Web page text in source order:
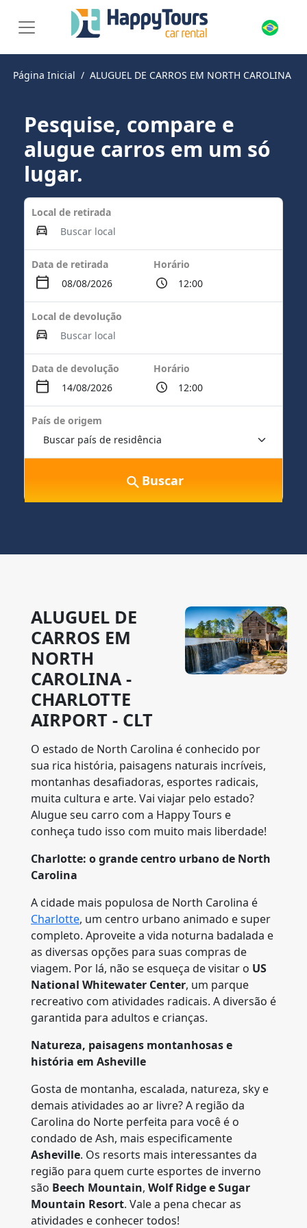
Página Inicial ALUGUEL DE CARROS EM NORTH CAROLINA
Pesquise, compare e
alugue carros em um só
lugar.
Local de retirada
Data de retirada Horário
Local de devolução
Data de devolução Horário
País de origem
Buscar
ALUGUEL DE
CARROS EM
NORTH
CAROLINA -
CHARLOTTE
AIRPORT - CLT
O estado de North Carolina é conhecido por
sua rica história, paisagens naturais incríveis,
montanhas desafiadoras, esportes radicais,
muita cultura e arte. Vai viajar pelo estado?
Alugue seu carro com a Happy Tours e
conheça tudo isso com muito mais liberdade!
Charlotte: o grande centro urbano de North
Carolina
A cidade mais populosa de North Carolina é
Charlotte, um centro urbano animado e super
completo. Aproveite a vida noturna badalada e
as diversas opções para suas compras de
viagem. Por lá, não se esqueça de visitar o US
National Whitewater Center, um parque
recreativo com atividades radicais. A diversão é
garantida para adultos e crianças.
Natureza, paisagens montanhosas e
história em Asheville
Gosta de montanha, escalada, natureza, sky e
demais atividades ao ar livre? A região da
Carolina do Norte perfeita para você é o
condado de Ash, mais especificamente
Asheville. Os resorts mais interessantes da
região para quem curte esportes de inverno
são Beech Mountain, Wolf Ridge e Sugar
Mountain Resort. Vale a pena checar as
atividades e conhecer todos!